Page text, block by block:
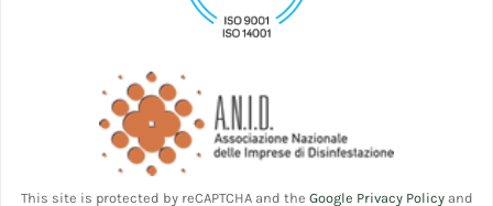
This site is protected by reCAPTCHA and the Google Privacy Policyand